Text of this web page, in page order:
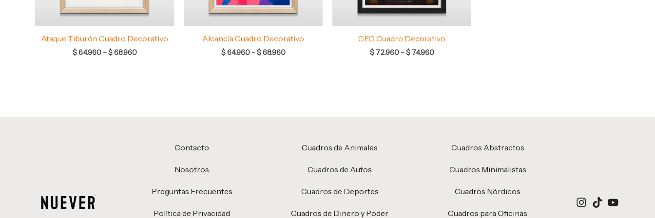
Ataque Tiburón Cuadro Decorativo
$64.960 –$68.960
Alcancía Cuadro Decorativo
$64.960 –$68.960
CEO Cuadro Decorativo
$72.960 –$74.960
Contacto
Nosotros
Preguntas Frecuentes
Política de Privacidad
Cuadros de Animales
Cuadros de Autos
Cuadros de Deportes
Cuadros de Dinero y Poder
Cuadros Abstractos
Cuadros Minimalistas
Cuadros Nórdicos
Cuadros para Oficinas